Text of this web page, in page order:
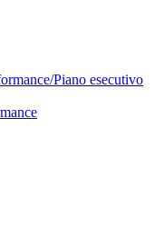
Piano esecutivo